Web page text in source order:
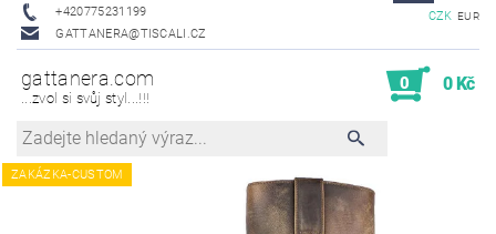
+420775231199
GATTANERA@TISCALI.CZ
CZK EUR
gattanera.com
...zvol si svůj styl...!!!
0 0 Kč
ZAKÁZKA-CUSTOM